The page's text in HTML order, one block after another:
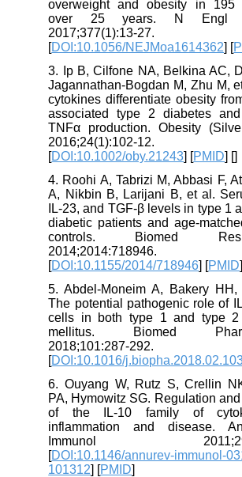
overweight and obesity in 195
over 25 years. N
2017;377(1):13-27.
[DOI:10.1056/NEJMoa1614362] [
3. Ip B, Cilfone NA, Belkina AC,
Jagannathan-Bogdan M, Zhu M,
cytokines differentiate obesity
associated type 2 diabetes
TNFα production. Obesity
2016;24(1):102-12.
[DOI:10.1002/oby.21243] [PMID] [
4. Roohi A, Tabrizi M, Abbasi F,
A, Nikbin B, Larijani B, et al.
IL-23, and TGF-β levels in type 1
diabetic patients and age-
controls. Biomed
2014;2014:718946.
[DOI:10.1155/2014/718946] [
5. Abdel-Moneim A, Bakery
The potential pathogenic role of
cells in both type 1 and type
mellitus. Biomed
2018;101:287-292.
[DOI:10.1016/
6. Ouyang W, Rutz S, Crellin
PA, Hymowitz SG. Regulation
of the IL-10 family of
inflammation and disease.
Immunol
[DOI:10.1146/annurev-immunol-
101312] [PMID